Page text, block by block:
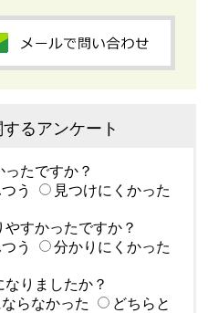
るアンケート
たですか？
う 見つけにくかった
すかったですか？
う 分かりにくかった
りましたか？
らなかった
どちらと